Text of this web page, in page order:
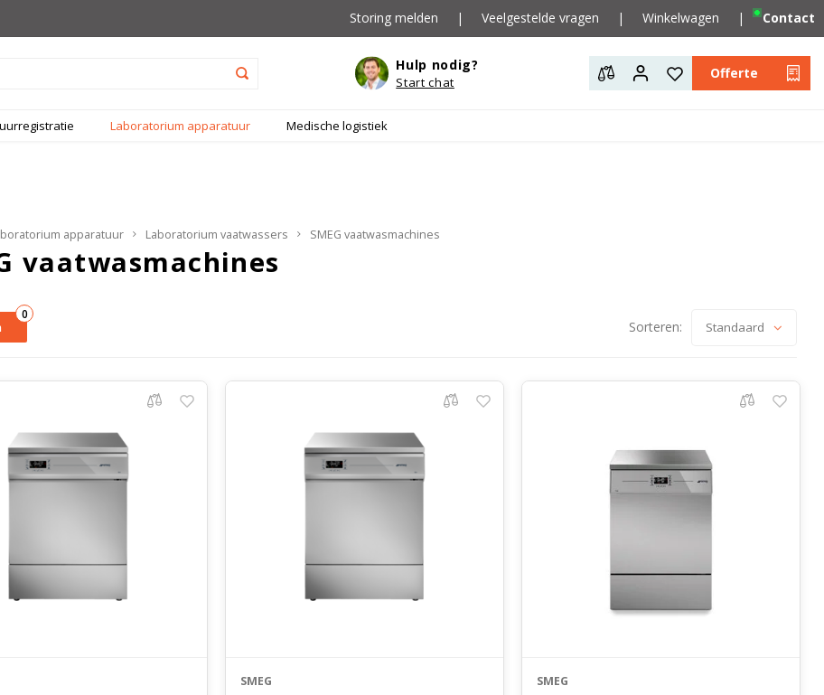
Storing melden | Veelgestelde vragen | Winkelwagen | Contact
Hulp nodig?
Start chat
Offerte
Laboratorium apparatuur Medische logistiek
apparatuur Laboratorium vaatwassers SMEG vaatwasmachines
vaatwasmachines
0
Sorteren: Standaard
SMEG SMEG